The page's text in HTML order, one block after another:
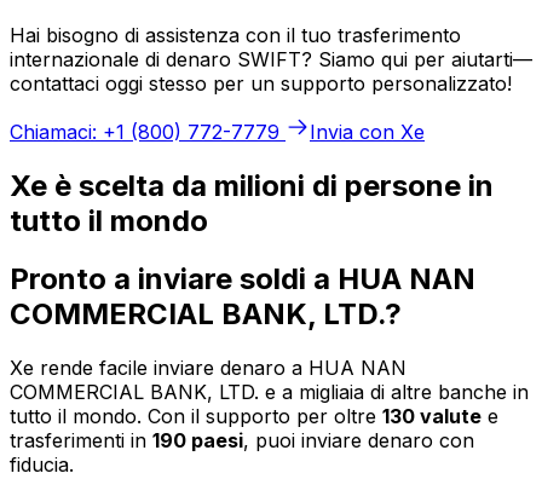
Hai bisogno di assistenza con il tuo trasferimento
internazionale di denaro SWIFT? Siamo qui per aiutarti—
contattaci oggi stesso per un supporto personalizzato!
Chiamaci: +1 (800) 772-7779
Invia con Xe
Xe è scelta da milioni di persone in
tutto il mondo
Pronto a inviare soldi a HUA NAN
COMMERCIAL BANK, LTD.?
Xe rende facile inviare denaro a HUA NAN
COMMERCIAL BANK, LTD. e a migliaia di altre banche in
tutto il mondo. Con il supporto per oltre 130 valute e
trasferimenti in 190 paesi, puoi inviare denaro con
fiducia.